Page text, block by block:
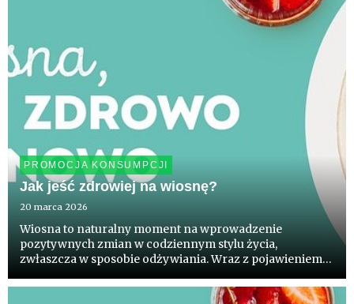
PROMOCJA KONSUMPCJI
Jak jeść zdrowiej na wiosnę?
20 marca 2026
Wiosna to naturalny moment na wprowadzenie
pozytywnych zmian w codziennym stylu życia,
zwłaszcza w sposobie odżywiania. Wraz z pojawieniem
sałata, rzodkiewka, młody groszek cukrowy, kalarepa